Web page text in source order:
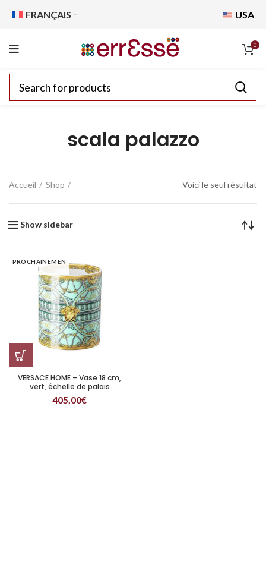
FRANÇAIS USA
0
scala palazzo
Accueil Shop Voici le seul résultat
Show sidebar
PROCHAINEMEN
T
VERSACE HOME – Vase 18 cm,
vert, échelle de palais
405,00€